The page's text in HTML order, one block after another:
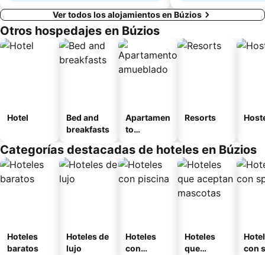
Ver todos los alojamientos en Búzios
Otros hospedajes en Búzios
Hotel
Bed and
breakfasts
Apartamen
to
o
Resorts
Categorías destacadas de hoteles en Búzios
Hoteles
baratos
Hoteles de
lujo
Hoteles
con
Hoteles
que
con